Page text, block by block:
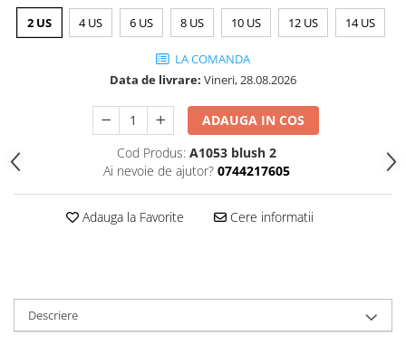
2 US 4 US 6 US 8 US 10 US 12 US 14 US
LA COMANDA
Data de livrare: Vineri, 28.08.2026
ADAUGA IN COS
Cod Produs: A1053 blush 2
Ai nevoie de ajutor? 0744217605
Adauga la Favorite Cere informatii
Descriere